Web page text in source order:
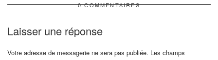
0 COMMENTAIRES
Laisser une réponse
Votre adresse de messagerie ne sera pas publiée. Les champs